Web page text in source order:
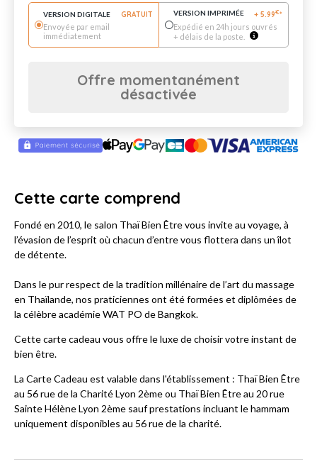
VERSION DIGITALE
GRATUIT
Envoyée par email
immédiatement
VERSION IMPRIMÉE + 5.99€*
Expédié en 24h jours ouvrés
+ délais de la poste.
Offre momentanément
désactivée
Cette carte comprend
Fondé en 2010, le salon Thaï Bien Être vous invite au voyage, à
l’évasion de l’esprit où chacun d’entre vous flottera dans un îlot
de détente.
Dans le pur respect de la tradition millénaire de l’art du massage
en Thaïlande, nos praticiennes ont été formées et diplômées de
la célèbre académie WAT PO de Bangkok.
Cette carte cadeau vous offre le luxe de choisir votre instant de
bien être.
La Carte Cadeau est valable dans l'établissement : Thaï Bien Être
au 56 rue de la Charité Lyon 2ème ou Thaï Bien Être au 20 rue
Sainte Hélène Lyon 2ème sauf prestations incluant le hammam
uniquement disponibles au 56 rue de la charité.